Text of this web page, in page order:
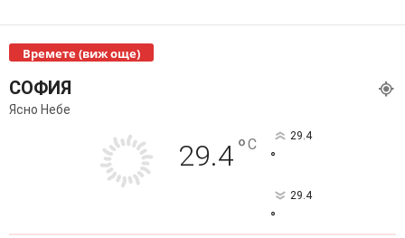
Времете (виж още)
СОФИЯ
Ясно Небе
29.4°C 29.4
°
29.4
°